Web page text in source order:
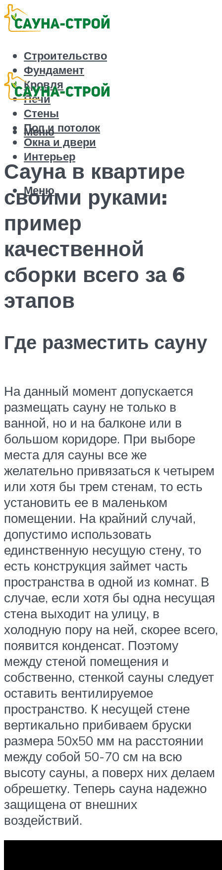
Строительство
Фундамент
Кровля
Печи
Стены
Пол и потолок
Окна и двери
Интерьер
Меню
Меню
Сауна в квартире
своими руками:
пример
качественной
сборки всего за 6
этапов
Где разместить сауну
На данный момент допускается
размещать сауну не только в
ванной, но и на балконе или в
большом коридоре. При выборе
места для сауны все же
желательно привязаться к четырем
или хотя бы трем стенам, то есть
установить ее в маленьком
помещении. На крайний случай,
допустимо использовать
единственную несущую стену, то
есть конструкция займет часть
пространства в одной из комнат. В
случае, если хотя бы одна несущая
стена выходит на улицу, в
холодную пору на ней, скорее всего,
появится конденсат. Поэтому
между стеной помещения и
собственно, стенкой сауны следует
оставить вентилируемое
пространство. К несущей стене
вертикально прибиваем бруски
размера 50х50 мм на расстоянии
между собой 50-70 см на всю
высоту сауны, а поверх них делаем
обрешетку. Теперь сауна надежно
защищена от внешних
воздействий.